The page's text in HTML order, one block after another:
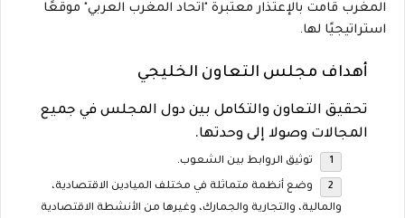
المغرب قامت بالإعتذار معتبرة "اتحاد المغرب العربي" موقعًا
استراتيجيًا لها.
أهداف مجلس التعاون الخليجي
تحقيق التعاون والتكامل بين دول المجلس في جميع
المجالات وصولا إلى وحدتها.
توثيق الروابط بين الشعوب.
وضع أنظمة متماثلة في مختلف الميادين الاقتصادية،
والمالية، والتجارية والجمارك، وغيرها من الأنشطة الاقتصادية